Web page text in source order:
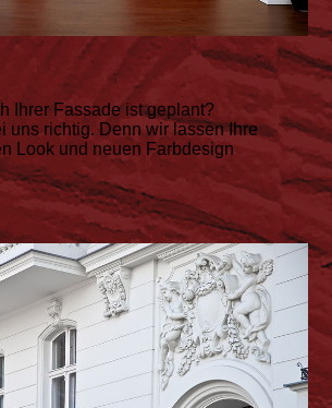
Ihrer Fassade ist geplant?
uns richtig. Denn wir lassen Ihre
Look und neuen Farbdesign